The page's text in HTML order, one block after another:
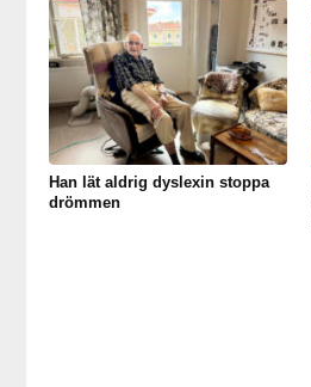
Han lät aldrig dyslexin stoppa
drömmen